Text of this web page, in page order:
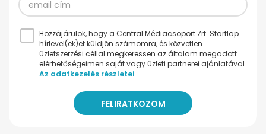
Hozzájárulok, hogy a Central Médiacsoport Zrt. Startlap
hírlevel(ek)et küldjön számomra, és közvetlen
üzletszerzési céllal megkeressen az általam megadott
elérhetőségeimen saját vagy üzleti partnerei ajánlatával.
Az adatkezelés részletei